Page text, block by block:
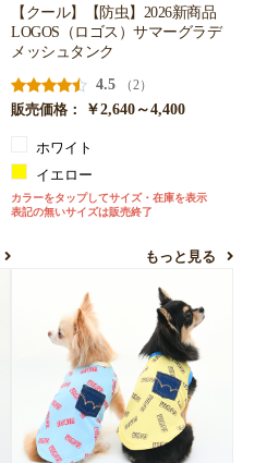
【クール】【防虫】2026新商品
LOGOS（ロゴス）サマーグラデ
メッシュタンク
4.5
（2）
販売価格：
￥2,640～4,400
ホワイト
イエロー
カラーをタップしてサイズ・在庫を表示
表記の無いサイズは販売終了
もっと見る